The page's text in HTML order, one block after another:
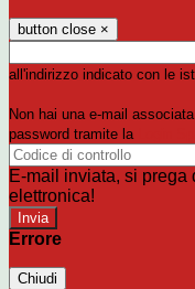
button close ×
all'indirizzo indicato con le
Non hai una e-mail
password tramite la
E-mail inviata, si
elettronica!
Errore
Chiudi